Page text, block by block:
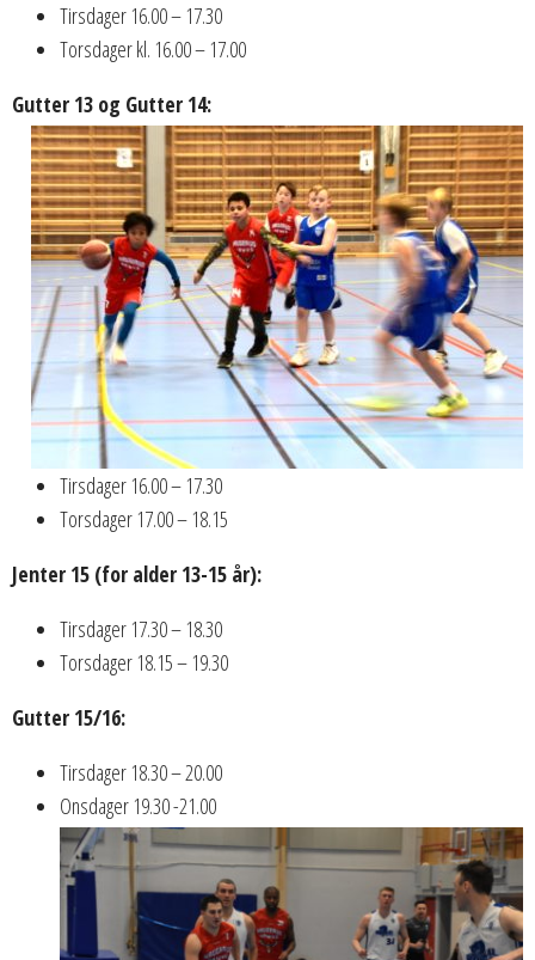
Tirsdager 16.00 – 17.30
Torsdager kl. 16.00 – 17.00
Gutter 13 og Gutter 14:
Tirsdager 16.00 – 17.30
Torsdager 17.00 – 18.15
Jenter 15 (for alder 13-15 år):
Tirsdager 17.30 – 18.30
Torsdager 18.15 – 19.30
Gutter 15/16:
Tirsdager 18.30 – 20.00
Onsdager 19.30 -21.00